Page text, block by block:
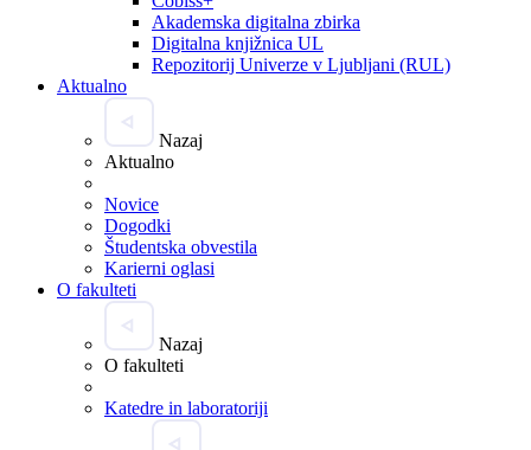
Akademska digitalna zbirka
Digitalna knjižnica UL
Repozitorij Univerze v Ljubljani (RUL)
Aktualno
Nazaj
Aktualno
Novice
Dogodki
Študentska obvestila
Karierni oglasi
O fakulteti
Nazaj
O fakulteti
Katedre in laboratoriji